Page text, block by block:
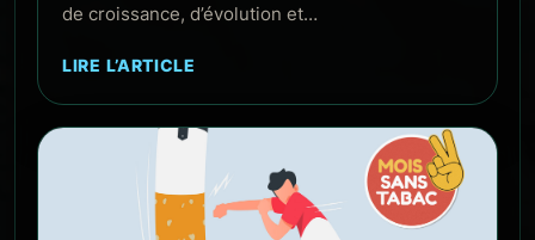
de croissance, d’évolution et…
LIRE L’ARTICLE